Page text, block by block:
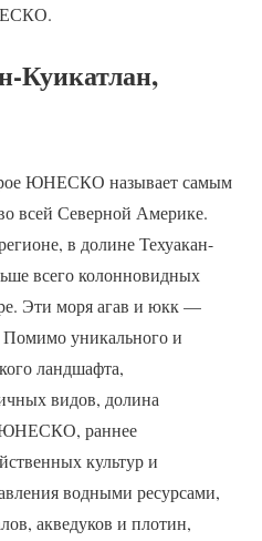
Куикатлан,
ЮНЕСКО называет самым
всей Северной Америке.
в долине Техуакан-
всего колонновидных
Эти моря агав и юкк —
уникального и
ландшафта,
видов, долина
ЮНЕСКО, раннее
культур и
водными ресурсами,
акведуков и плотин,